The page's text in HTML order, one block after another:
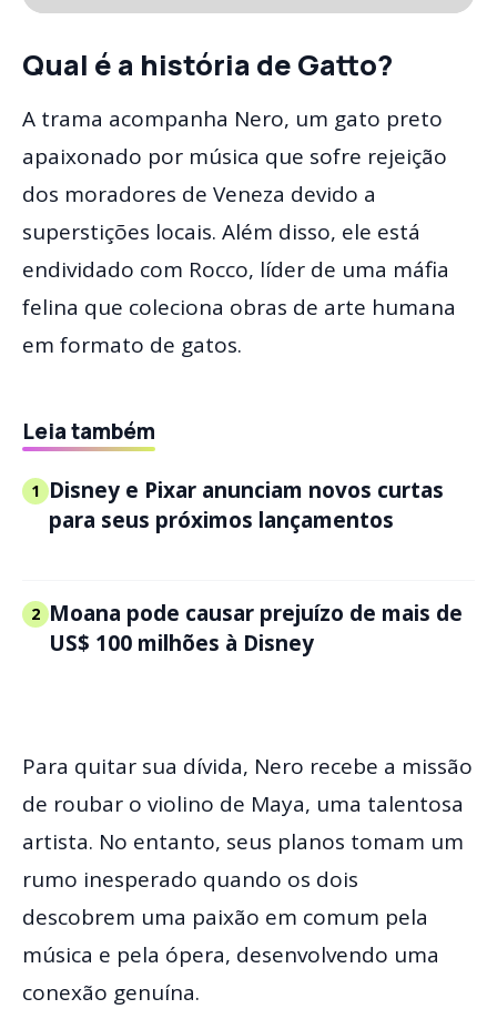
Qual é a história de Gatto?
A trama acompanha Nero, um gato preto
apaixonado por música que sofre rejeição
dos moradores de Veneza devido a
superstições locais. Além disso, ele está
endividado com Rocco, líder de uma máfia
felina que coleciona obras de arte humana
em formato de gatos.
Leia também
1 Disney e Pixar anunciam novos curtas
para seus próximos lançamentos
2 Moana pode causar prejuízo de mais de
US$ 100 milhões à Disney
Para quitar sua dívida, Nero recebe a missão
de roubar o violino de Maya, uma talentosa
artista. No entanto, seus planos tomam um
rumo inesperado quando os dois
descobrem uma paixão em comum pela
música e pela ópera, desenvolvendo uma
conexão genuína.